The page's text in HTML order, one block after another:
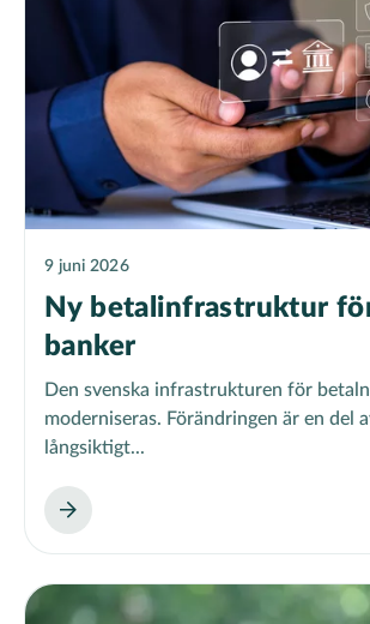
9 juni 2026
Ny betalinfrastruktur
banker
Den svenska infrastrukturen för
moderniseras. Förändringen är en del
långsiktigt...